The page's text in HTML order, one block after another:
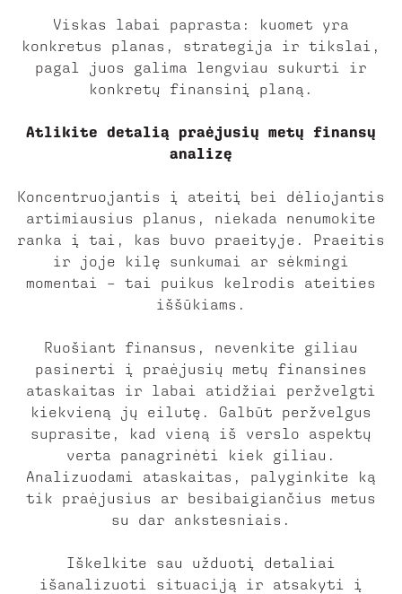
Viskas labai paprasta: kuomet yra
konkretus planas, strategija ir tikslai,
pagal juos galima lengviau sukurti ir
konkretų finansinį planą.
Atlikite detalią praėjusių metų finansų
analizę
Koncentruojantis į ateitį bei dėliojantis
artimiausius planus, niekada nenumokite
ranka į tai, kas buvo praeityje. Praeitis
ir joje kilę sunkumai ar sėkmingi
momentai – tai puikus kelrodis ateities
iššūkiams.
Ruošiant finansus, nevenkite giliau
pasinerti į praėjusių metų finansines
ataskaitas ir labai atidžiai peržvelgti
kiekvieną jų eilutę. Galbūt peržvelgus
suprasite, kad vieną iš verslo aspektų
verta panagrinėti kiek giliau.
Analizuodami ataskaitas, palyginkite ką
tik praėjusius ar besibaigiančius metus
su dar ankstesniais.
Iškelkite sau užduotį detaliai
išanalizuoti situaciją ir atsakyti į